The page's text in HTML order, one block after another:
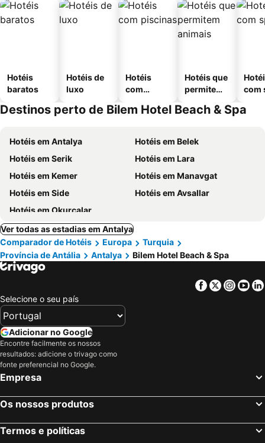
Hotéis
baratos
Hotéis de
luxo
Hotéis
com
Hotéis que
permitem
com
Destinos perto de Bilem Hotel Beach & Spa
Hotéis em Antalya
Hotéis em Belek
Hotéis em Serik
Hotéis em Lara
Hotéis em Kemer
Hotéis em Manavgat
Hotéis em Side
Hotéis em Avsallar
Hotéis em Okurcalar
Ver todas as estadias em Antalya
Comparador de Hotéis
Europa
Turquia
Província de Antália
Antalya Bilem Hotel Beach & Spa
Facebook
Twitter
Selecione o seu país
Adicionar no Google
Encontre facilmente os nossos
resultados: adicione o trivago como
fonte preferencial no Google.
Empresa
Os nossos produtos
Termos e políticas